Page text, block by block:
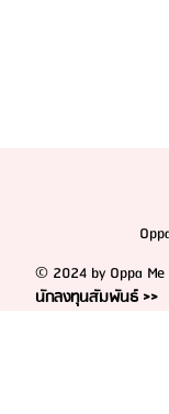
© 2024 by Oppa Me
นักลงทุนสัมพันธ์ >>